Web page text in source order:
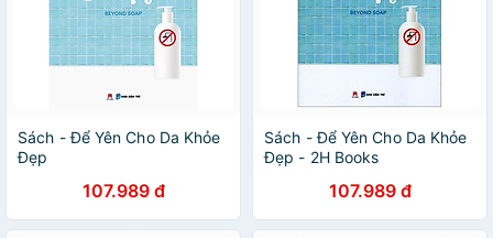
Sách - Để Yên Cho Da Khỏe
Đẹp
107.989 đ
Sách - Để Yên Cho Da Khỏe
Đẹp - 2H Books
107.989 đ